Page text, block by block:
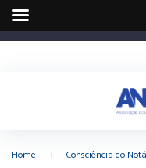
Home Consciência do